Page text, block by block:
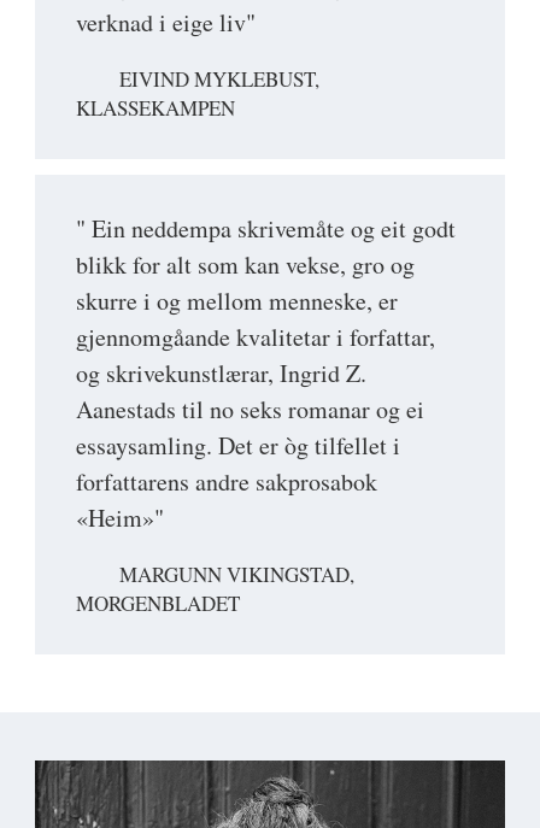
verknad i eige liv"
EIVIND MYKLEBUST,
KLASSEKAMPEN
" Ein neddempa skrivemåte og eit godt
blikk for alt som kan vekse, gro og
skurre i og mellom menneske, er
gjennomgåande kvalitetar i forfattar,
og skrivekunstlærar, Ingrid Z.
Aanestads til no seks romanar og ei
essaysamling. Det er òg tilfellet i
forfattarens andre sakprosabok
«Heim»"
MARGUNN VIKINGSTAD,
MORGENBLADET